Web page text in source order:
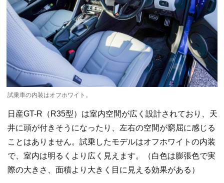
試乗車の内装はオフホワイト。
日産GT-R（R35型）は室内空間が広く設計されており、天
井に頭が付きそうになったり、左右の空間が窮屈に感じる
ことはありません。試乗したモデルはオフホワイトの内装
で、室内は明るくより広く見えます。（白色は膨張色で実
際の大きさ、面積より大きく目に見える効果がある）